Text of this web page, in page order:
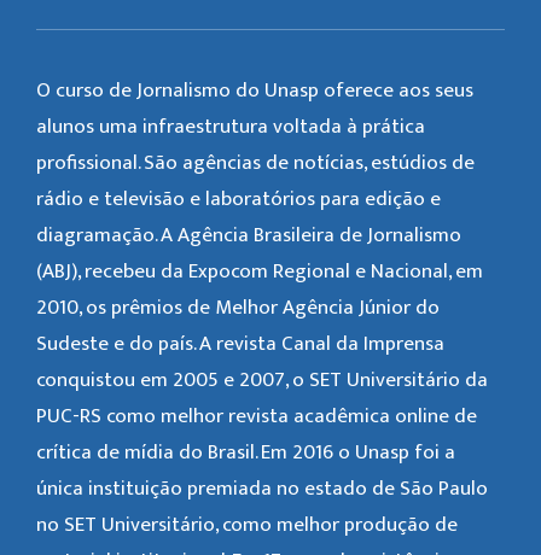
O curso de Jornalismo do Unasp oferece aos seus
alunos uma infraestrutura voltada à prática
profissional. São agências de notícias, estúdios de
rádio e televisão e laboratórios para edição e
diagramação. A Agência Brasileira de Jornalismo
(ABJ), recebeu da Expocom Regional e Nacional, em
2010, os prêmios de Melhor Agência Júnior do
Sudeste e do país. A revista Canal da Imprensa
conquistou em 2005 e 2007, o SET Universitário da
PUC-RS como melhor revista acadêmica online de
crítica de mídia do Brasil. Em 2016 o Unasp foi a
única instituição premiada no estado de São Paulo
no SET Universitário, como melhor produção de